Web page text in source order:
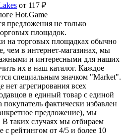
от 117 ₽
Hot.Game
предложения не только
площадок.
на торговых площадках обычно
чем в интернет-магазинах, мы
и интересными для наших
их в наш каталог. Каждое
специальным значком "Market".
нет агрегирования всех
в единый товар с единой
фактически избавлен
предложение), мы
В таких случаях мы отбираем
с рейтингом от 4/5 и более 10